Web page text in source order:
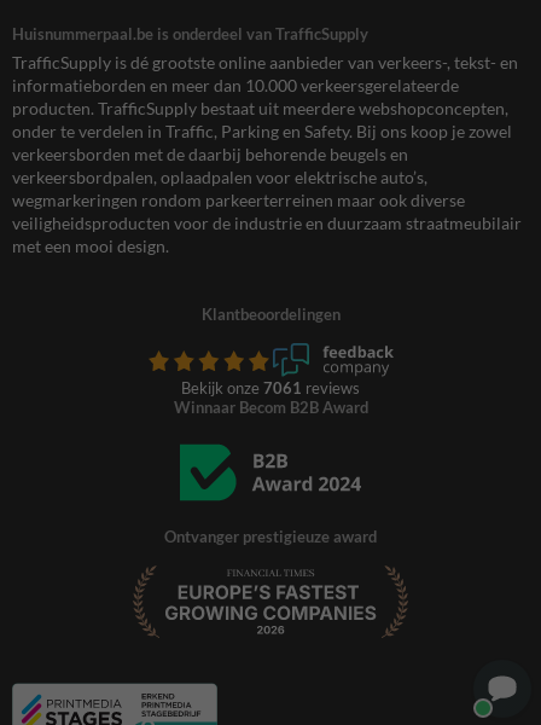
Huisnummerpaal.be is onderdeel van TrafficSupply
TrafficSupply is dé grootste online aanbieder van verkeers-, tekst- en
informatieborden en meer dan 10.000 verkeersgerelateerde
producten. TrafficSupply bestaat uit meerdere webshopconcepten,
onder te verdelen in Traffic, Parking en Safety. Bij ons koop je zowel
verkeersborden met de daarbij behorende beugels en
verkeersbordpalen, oplaadpalen voor elektrische auto’s,
wegmarkeringen rondom parkeerterreinen maar ook diverse
veiligheidsproducten voor de industrie en duurzaam straatmeubilair
met een mooi design.
Klantbeoordelingen
Bekijk onze 7061 reviews
Winnaar Becom B2B Award
Ontvanger prestigieuze award